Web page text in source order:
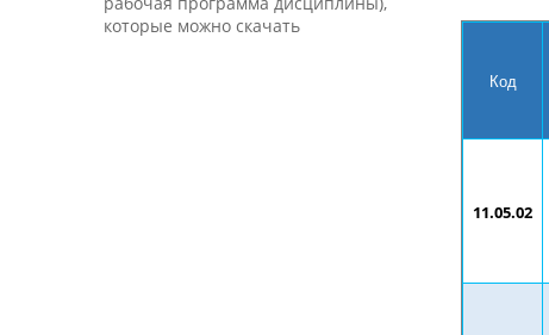
Код
11.05.02
которые можно скачать